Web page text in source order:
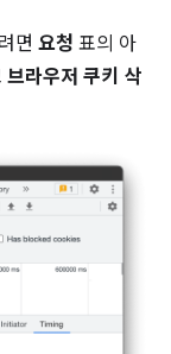
면 요청 표의 아
브라우저 쿠키 삭